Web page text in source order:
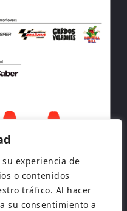
experiencia de
o contenidos
tráfico. Al hacer
su consentimiento a